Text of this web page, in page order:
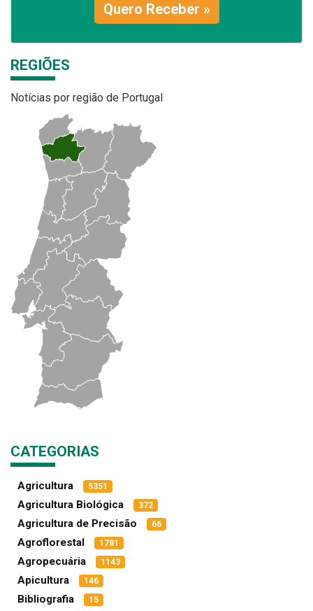
Quero Receber »
REGIÕES
Notícias por região de Portugal
CATEGORIAS
Agricultura 5351
Agricultura Biológica 372
Agricultura de Precisão 66
Agroflorestal 1781
Agropecuária 1143
Apicultura 146
Bibliografia 15